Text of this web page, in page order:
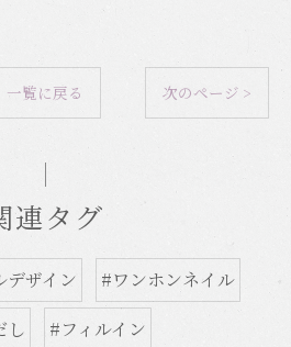
一覧に戻る 次のページ >
連タグ
デザイン
#ワンホンネイル
し
#フィルイン